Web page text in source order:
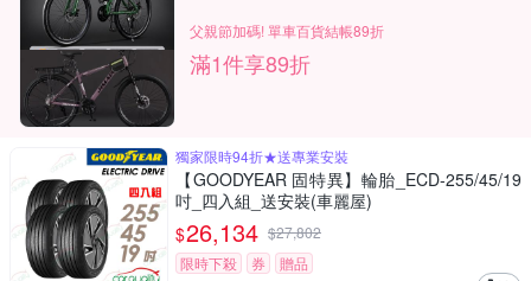
父親節加碼! 單車百貨結帳89折
滿1件享89折
獨家限時94折★送專業安裝
【GOODYEAR 固特異】輪胎_ECD-255/45/19
吋_四入組_送安裝(車麗屋)
$26,134 $27,802
限時下殺
券 贈品